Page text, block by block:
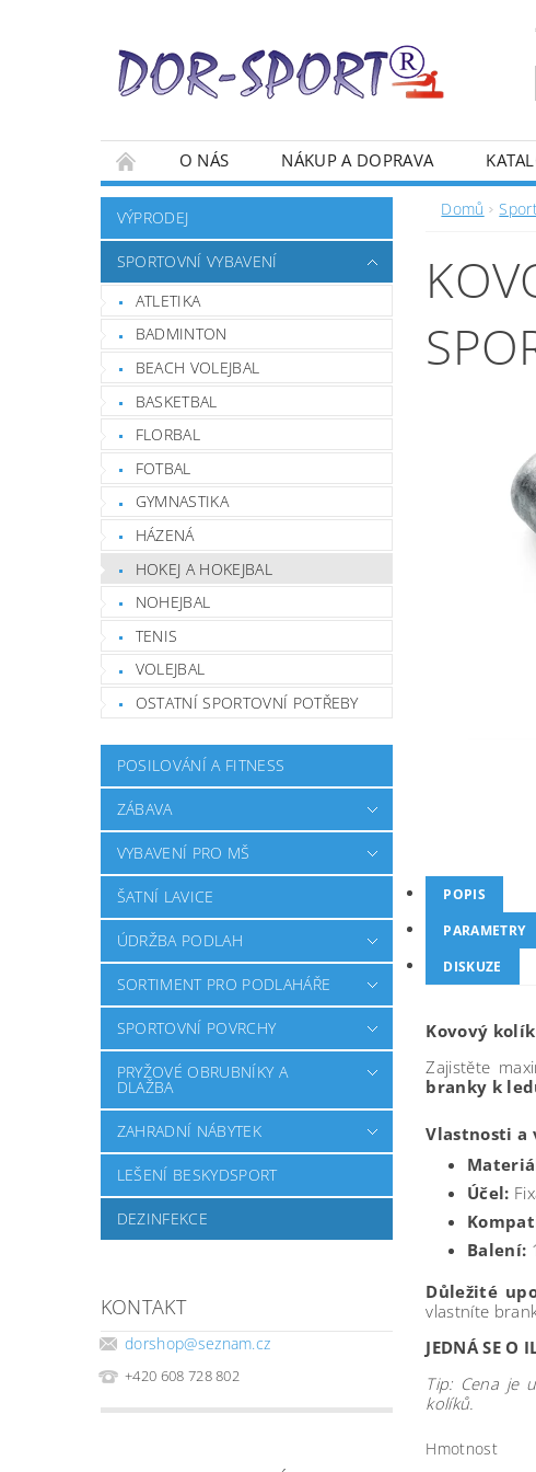
O NÁS NÁKUP A DOPRAVA
VÝPRODEJ
SPORTOVNÍ VYBAVENÍ
ATLETIKA
BADMINTON
BEACH VOLEJBAL
BASKETBAL
FLORBAL
FOTBAL
GYMNASTIKA
HÁZENÁ
HOKEJ A HOKEJBAL
NOHEJBAL
TENIS
VOLEJBAL
OSTATNÍ SPORTOVNÍ POTŘEBY
POSILOVÁNÍ A FITNESS
ZÁBAVA
VYBAVENÍ PRO MŠ
ŠATNÍ LAVICE
ÚDRŽBA PODLAH
SORTIMENT PRO PODLAHÁŘE
SPORTOVNÍ POVRCHY
PRYŽOVÉ OBRUBNÍKY A
DLAŽBA
ZAHRADNÍ NÁBYTEK
LEŠENÍ BESKYDSPORT
DEZINFEKCE
KONTAKT
dorshop@seznam.cz
+420 608 728 802
Domů
POPIS
PARAMETRY
DISKUZE
Kovový
Zajistěte
branky k
Vlastnosti a
Účel:
Balení:
Důležité
vlastníte
JEDNÁ SE O
Tip: Cena je
kolíků.
Hmotnost